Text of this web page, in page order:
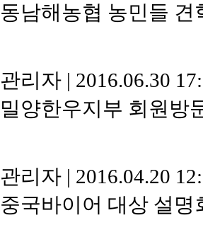
동남해농협 농민들 견
관리자 | 2016.06.30
밀양한우지부 회원방
관리자 | 2016.04.20
중국바이어 대상 설명